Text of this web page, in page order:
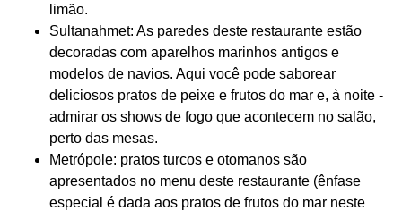
limão.
Sultanahmet: As paredes deste restaurante estão
decoradas com aparelhos marinhos antigos e
modelos de navios. Aqui você pode saborear
deliciosos pratos de peixe e frutos do mar e, à noite -
admirar os shows de fogo que acontecem no salão,
perto das mesas.
Metrópole: pratos turcos e otomanos são
apresentados no menu deste restaurante (ênfase
especial é dada aos pratos de frutos do mar neste